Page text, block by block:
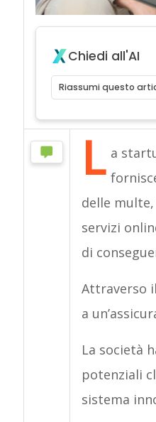
Chiedi all'AI
Riassumi questo
L a
delle
servizi
di
Attraverso
a
La società
potenziali
sistema